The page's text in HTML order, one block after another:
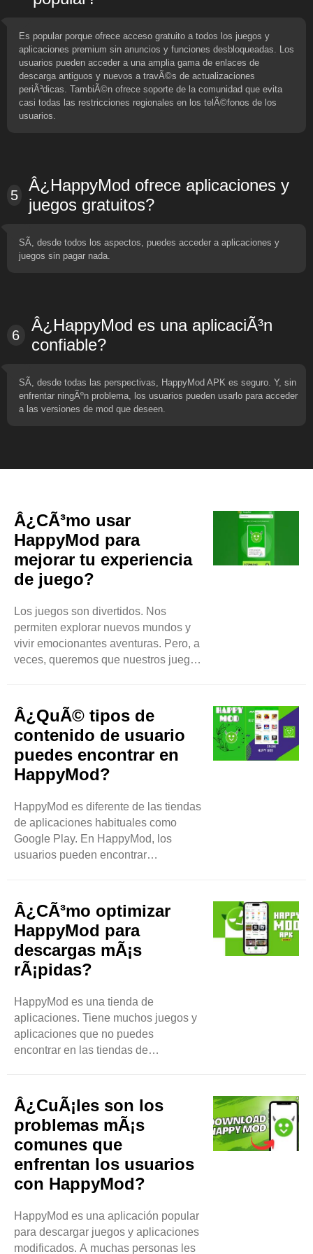
Es popular porque ofrece acceso gratuito a todos los juegos y
aplicaciones premium sin anuncios y funciones desbloqueadas. Los
usuarios pueden acceder a una amplia gama de enlaces de
descarga antiguos y nuevos a travÃ©s de actualizaciones
periÃ³dicas. TambiÃ©n ofrece soporte de la comunidad que evita
casi todas las restricciones regionales en los telÃ©fonos de los
usuarios.
5
Â¿HappyMod ofrece aplicaciones y
juegos gratuitos?
SÃ­, desde todos los aspectos, puedes acceder a aplicaciones y
juegos sin pagar nada.
6
Â¿HappyMod es una aplicaciÃ³n
confiable?
SÃ­, desde todas las perspectivas, HappyMod APK es seguro. Y, sin
enfrentar ningÃºn problema, los usuarios pueden usarlo para acceder
a las versiones de mod que deseen.
Â¿CÃ³mo usar
HappyMod para
mejorar tu experiencia
de juego?
Los juegos son divertidos. Nos
permiten explorar nuevos mundos y
vivir emocionantes aventuras. Pero, a
veces, queremos que nuestros juegos
HappyMod es una herramienta que
nos ayuda a encontrar y utilizar
archivos de juegos modificados.
Estos archivos pueden brindarnos
funciones adicionales, más vidas y
juegos favoritos. En este blog,
aprenderemos qué es HappyMod,
cómo usarlo ..
Â¿QuÃ© tipos de
contenido de usuario
puedes encontrar en
HappyMod?
HappyMod es diferente de las tiendas
de aplicaciones habituales como
Google Play. En HappyMod, los
usuarios pueden encontrar
que las aplicaciones y los juegos
sean más divertidos o más fáciles de
usar. Por ejemplo, algunas
aplicaciones tienen funciones
adicionales o son de uso gratuito.
descargar y disfrutar de estas
versiones modificadas. Juegos
modificados Uno de los tipos ..
Â¿CÃ³mo optimizar
HappyMod para
descargas mÃ¡s
rÃ¡pidas?
HappyMod es una tienda de
aplicaciones. Tiene muchos juegos y
aplicaciones que no puedes
encontrar en las tiendas de
juegos populares. Estas versiones
suelen tener funciones adicionales.
Pueden tener dinero ilimitado, niveles
desbloqueados y más. ¿Por qué las
descargas son lentas? A veces, las
descargas en HappyMod pueden ser
lentas. Estas son algunas de las
razones por las que esto puede
suceder: Velocidad de ..
Â¿CuÃ¡les son los
problemas mÃ¡s
comunes que
enfrentan los usuarios
con HappyMod?
HappyMod es una aplicación popular
para descargar juegos y aplicaciones
modificados. A muchas personas les